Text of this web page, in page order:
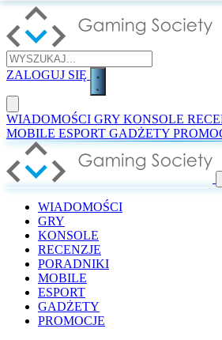
ZALOGUJ SIĘ
WIADOMOŚCI GRY KONSOLE
MOBILE ESPORT GADŻETY
WIADOMOŚCI
GRY
KONSOLE
RECENZJE
PORADNIKI
MOBILE
ESPORT
GADŻETY
PROMOCJE